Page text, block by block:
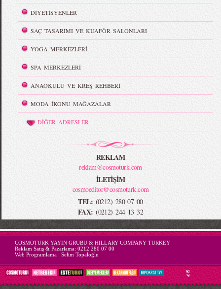
DİYETİSYENLER
SAÇ TASARIMI VE KUAFÖR SALONLARI
YOGA MERKEZLERİ
SPA MERKEZLERİ
ANAOKULU VE KREŞ REHBERİ
MODA İKONU MAĞAZALAR
DİĞER ADRESLER
REKLAM
reklam@cosmoturk.com
İLETİŞİM
cosmoeditor@cosmoturk.com
TEL: (0212) 280 07 00
FAX: (0212) 244 13 32
-->
COSMOTURK YAYIN GRUBU & HILLARY COMPANY TURKEY
Reklam Satış & Pazarlama: 0212 280 07 00
Web Programlama : Selim Topaloğlu